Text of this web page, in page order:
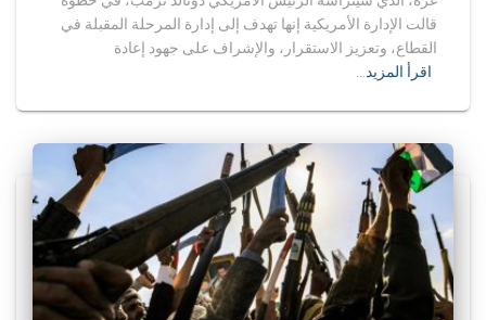
قالت الإدارة الأمريكية إنها تهدف إلى إدارة المرحلة المقبلة في
القطاع، وتعزيز الاستقرار، والإشراف على جهود إعادة
اقرأ المزيد…